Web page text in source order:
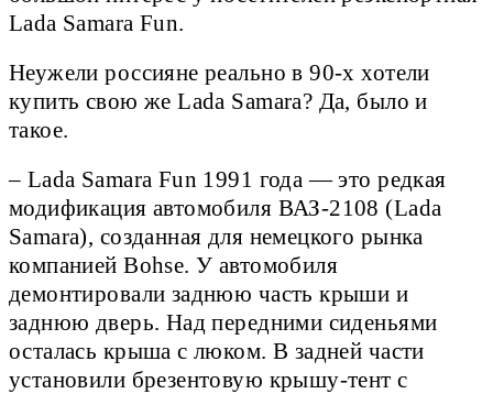
Lada Samara Fun.
Неужели россияне реально в 90-х хотели
купить свою же Lada Samara? Да, было и
такое.
– Lada Samara Fun 1991 года — это редкая
модификация автомобиля ВАЗ-2108 (Lada
Samara), созданная для немецкого рынка
компанией Bohse. У автомобиля
демонтировали заднюю часть крыши и
заднюю дверь. Над передними сиденьями
осталась крыша с люком. В задней части
установили брезентовую крышу-тент с